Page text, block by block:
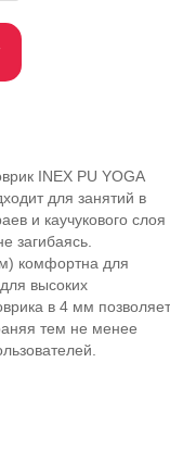
INEX PU YOGA
для занятий в
и каучукового слоя
загибаясь.
комфортна для
высоких
в 4 мм позволяет
тем не менее